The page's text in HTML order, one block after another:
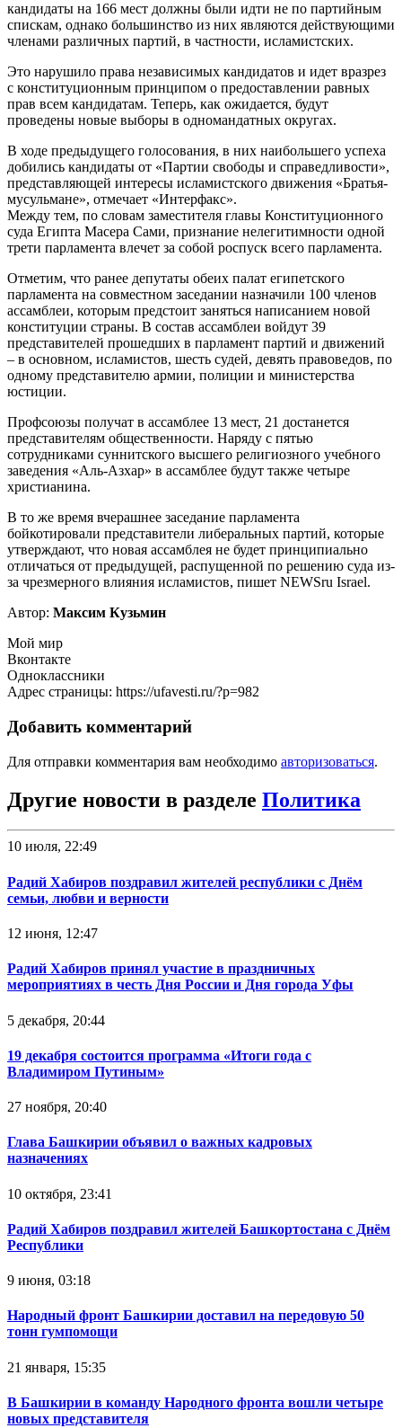
кандидаты на 166 мест должны были идти не по партийным
спискам, однако большинство из них являются действующими
членами различных партий, в частности, исламистских.
Это нарушило права независимых кандидатов и идет вразрез
с конституционным принципом о предоставлении равных
прав всем кандидатам. Теперь, как ожидается, будут
проведены новые выборы в одномандатных округах.
В ходе предыдущего голосования, в них наибольшего успеха
добились кандидаты от «Партии свободы и справедливости»,
представляющей интересы исламистского движения «Братья-
мусульмане», отмечает «Интерфакс».
Между тем, по словам заместителя главы Конституционного
суда Египта Масера Сами, признание нелегитимности одной
трети парламента влечет за собой роспуск всего парламента.
Отметим, что ранее депутаты обеих палат египетского
парламента на совместном заседании назначили 100 членов
ассамблеи, которым предстоит заняться написанием новой
конституции страны. В состав ассамблеи войдут 39
представителей прошедших в парламент партий и движений
– в основном, исламистов, шесть судей, девять правоведов, по
одному представителю армии, полиции и министерства
юстиции.
Профсоюзы получат в ассамблее 13 мест, 21 достанется
представителям общественности. Наряду с пятью
сотрудниками суннитского высшего религиозного учебного
заведения «Аль-Азхар» в ассамблее будут также четыре
христианина.
В то же время вчерашнее заседание парламента
бойкотировали представители либеральных партий, которые
утверждают, что новая ассамблея не будет принципиально
отличаться от предыдущей, распущенной по решению суда из-
за чрезмерного влияния исламистов, пишет NEWSru Israel.
Автор: Максим Кузьмин
Мой мир
Вконтакте
Одноклассники
Адрес страницы: https://ufavesti.ru/?p=982
Добавить комментарий
Для отправки комментария вам необходимо авторизоваться.
Другие новости в разделе Политика
10 июля, 22:49
Радий Хабиров поздравил жителей республики с Днём
семьи, любви и верности
12 июня, 12:47
Радий Хабиров принял участие в праздничных
мероприятиях в честь Дня России и Дня города Уфы
5 декабря, 20:44
19 декабря состоится программа «Итоги года с
Владимиром Путиным»
27 ноября, 20:40
Глава Башкирии объявил о важных кадровых
назначениях
10 октября, 23:41
Радий Хабиров поздравил жителей Башкортостана с Днём
Республики
9 июня, 03:18
Народный фронт Башкирии доставил на передовую 50
тонн гумпомощи
21 января, 15:35
В Башкирии в команду Народного фронта вошли четыре
новых представителя